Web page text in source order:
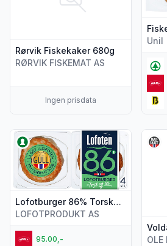
Rørvik Fiskekaker 680g
RØRVIK FISKEMAT AS
Ingen prisdata
Unil
Lofotburger 86% Torsk&Sei 4x125g Lofoten
LOFOTPRODUKT AS
95.00,-
Vis flere detaljer for produktet
OLE
Vis